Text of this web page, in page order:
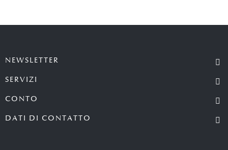
NEWSLETTER
SERVIZI
CONTO
DATI DI CONTATTO